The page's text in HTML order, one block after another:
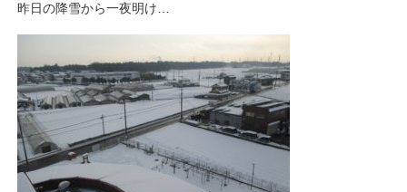
昨日の降雪から一夜明け…